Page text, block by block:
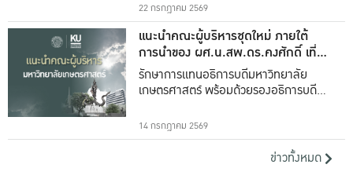
22 กรกฎาคม 2569
แนะนำคณะผู้บริหารชุดใหม่ ภายใต้
การนำของ ผศ.น.สพ.ดร.คงศักดิ์ เที่ยง
ธรรม
รักษาการแทนอธิการบดีมหาวิทยาลัย
เกษตรศาสตร์ พร้อมด้วยรองอธิการบดีทั้ง
14 กรกฎาคม 2569
ข่าวทั้งหมด